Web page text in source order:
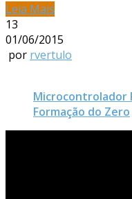
Leia Mais
13
01/06/2015
por rvertulo
Microcontrolador
Formação do Zero